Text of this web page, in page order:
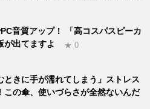
音質アップ！ 「高コスパスピーカ
が出てますよ
★ 0
ときに手が濡れてしまう」ストレス
この傘、使いづらさが全然ないんだ